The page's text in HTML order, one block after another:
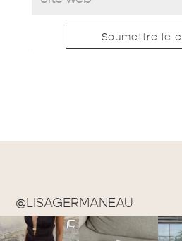
Soumettre le
@LISAGERMANEAU